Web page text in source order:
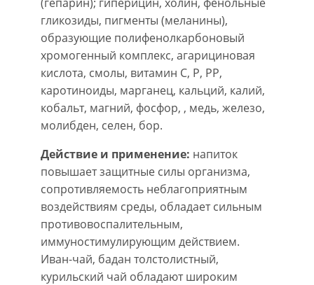
гликозиды, пигменты (меланины),
образующие полифенолкарбоновый
хромогенный комплекс, агарициновая
кислота, смолы, витамин С, Р, РР,
каротиноиды, марганец, кальций, калий,
кобальт, магний, фосфор, , медь, железо,
молибден, селен, бор.
Действие и применение: напиток
повышает защитные силы организма,
сопротивляемость неблагоприятным
воздействиям среды, обладает сильным
противовоспалительным,
иммуностимулирующим действием.
Иван-чай, бадан толстолистный,
курильский чай обладают широким